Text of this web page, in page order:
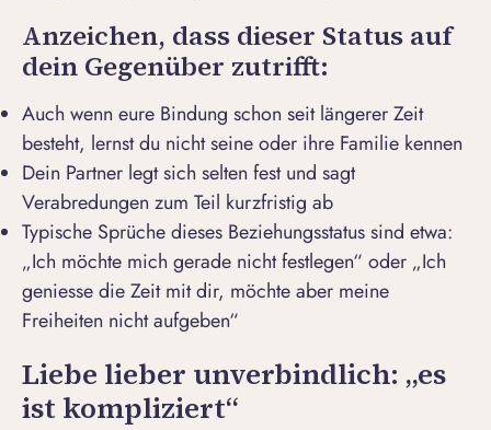
Anzeichen, dass dieser Status auf
dein Gegenüber zutrifft:
Auch wenn eure Bindung schon seit längerer Zeit
besteht, lernst du nicht seine oder ihre Familie kennen
Dein Partner legt sich selten fest und sagt
Verabredungen zum Teil kurzfristig ab
Typische Sprüche dieses Beziehungsstatus sind etwa:
„Ich möchte mich gerade nicht festlegen“ oder „Ich
geniesse die Zeit mit dir, möchte aber meine
Freiheiten nicht aufgeben“
Liebe lieber unverbindlich: „es
ist kompliziert“